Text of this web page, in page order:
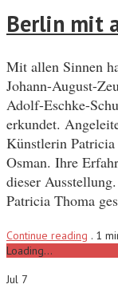
Berlin mit
Mit allen Sinnen
Johann-August-
Adolf-Eschke-
erkundet.
Künstlerin
Osman. Ihre
dieser
Patricia Thoma
Continue reading . 1
Loading...
Jul 7